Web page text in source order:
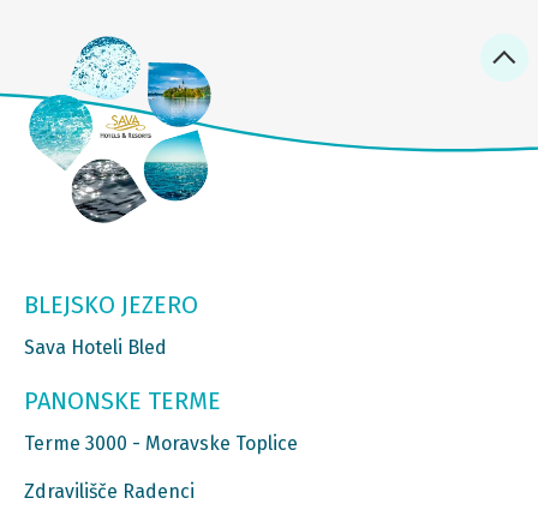
BLEJSKO JEZERO
Sava Hoteli Bled
PANONSKE TERME
Terme 3000 - Moravske Toplice
Zdravilišče Radenci